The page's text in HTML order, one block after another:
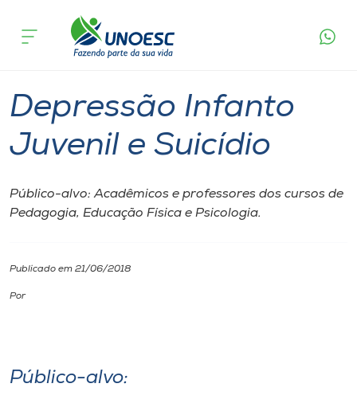
Cursos
Pesquisa
Portal de Ensino
Unoesc
São Miguel do Oeste
Depressão Infanto
Juvenil e Suicídio
Público-alvo: Acadêmicos e professores dos cursos de
Pedagogia, Educação Física e Psicologia.
Publicado em 21/06/2018
Por
Público-alvo: